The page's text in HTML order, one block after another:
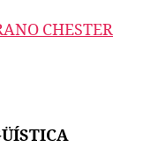
CHESTER